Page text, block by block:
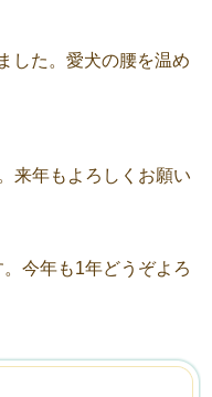
した。愛犬の腰を温め
来年もよろしくお願い
今年も1年どうぞよろ